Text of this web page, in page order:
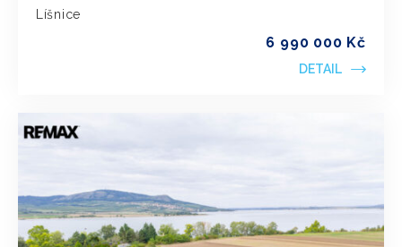
Líšnice
6 990 000 Kč
DETAIL